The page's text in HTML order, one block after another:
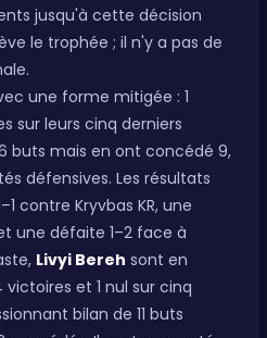
jusqu'à cette décision
le trophée ; il n'y a pas de
une forme mitigée : 1
sur leurs cinq derniers
buts mais en ont concédé 9,
défensives. Les résultats
contre Kryvbas KR, une
une défaite 1–2 face à
Livyi Bereh sont en
et 1 nul sur cinq
bilan de 11 buts